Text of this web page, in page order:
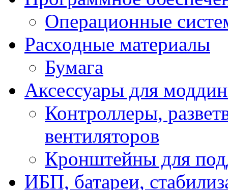
Операционные
Расходные материалы
Бумага
Аксессуары для
Контроллеры,
вентиляторов
Кронштейны для
ИБП, батареи,